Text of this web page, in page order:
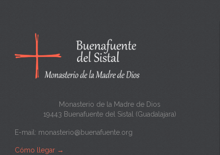
Monasterio de la Madre de Dios
19443 Buenafuente del Sistal (Guadalajara)
E-mail: monasterio@buenafuente.org
Cómo llegar →